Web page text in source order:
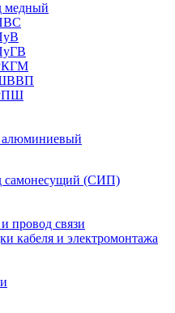
медный
алюминиевый
самонесущий (СИП)
провод связи
кабеля и электромонтажа